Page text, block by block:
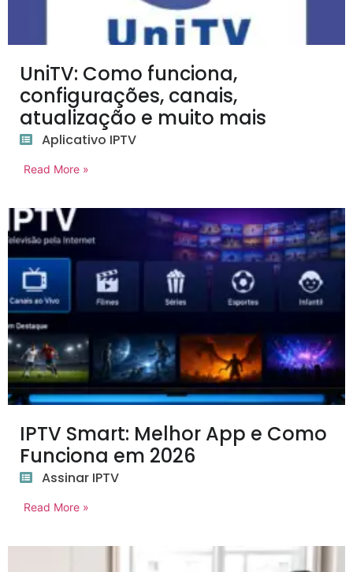
UniTV: Como funciona,
configurações, canais,
atualização e muito mais
Aplicativo IPTV
Read More »
IPTV Smart: Melhor App e Como
Funciona em 2026
Assinar IPTV
Read More »